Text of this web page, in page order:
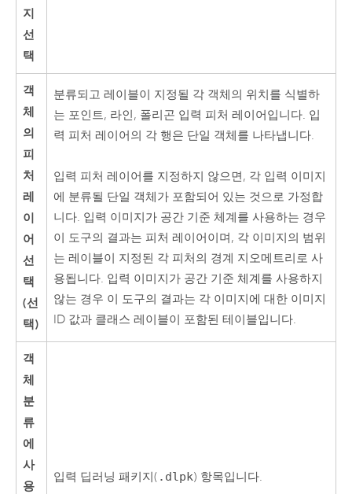
지
선
택
객
체
의
피
처
레
이
어
선
택
(선
택)
분류되고 레이블이 지정될 각 객체의 위치를 식별하
는 포인트, 라인, 폴리곤 입력 피처 레이어입니다. 입
력 피처 레이어의 각 행은 단일 객체를 나타냅니다.
입력 피처 레이어를 지정하지 않으면, 각 입력 이미지
에 분류될 단일 객체가 포함되어 있는 것으로 가정합
니다. 입력 이미지가 공간 기준 체계를 사용하는 경우
이 도구의 결과는 피처 레이어이며, 각 이미지의 범위
는 레이블이 지정된 각 피처의 경계 지오메트리로 사
용됩니다. 입력 이미지가 공간 기준 체계를 사용하지
않는 경우 이 도구의 결과는 각 이미지에 대한 이미지
ID 값과 클래스 레이블이 포함된 테이블입니다.
객
체
분
류
에
사
용
입력 딥러닝 패키지( .dlpk) 항목입니다.